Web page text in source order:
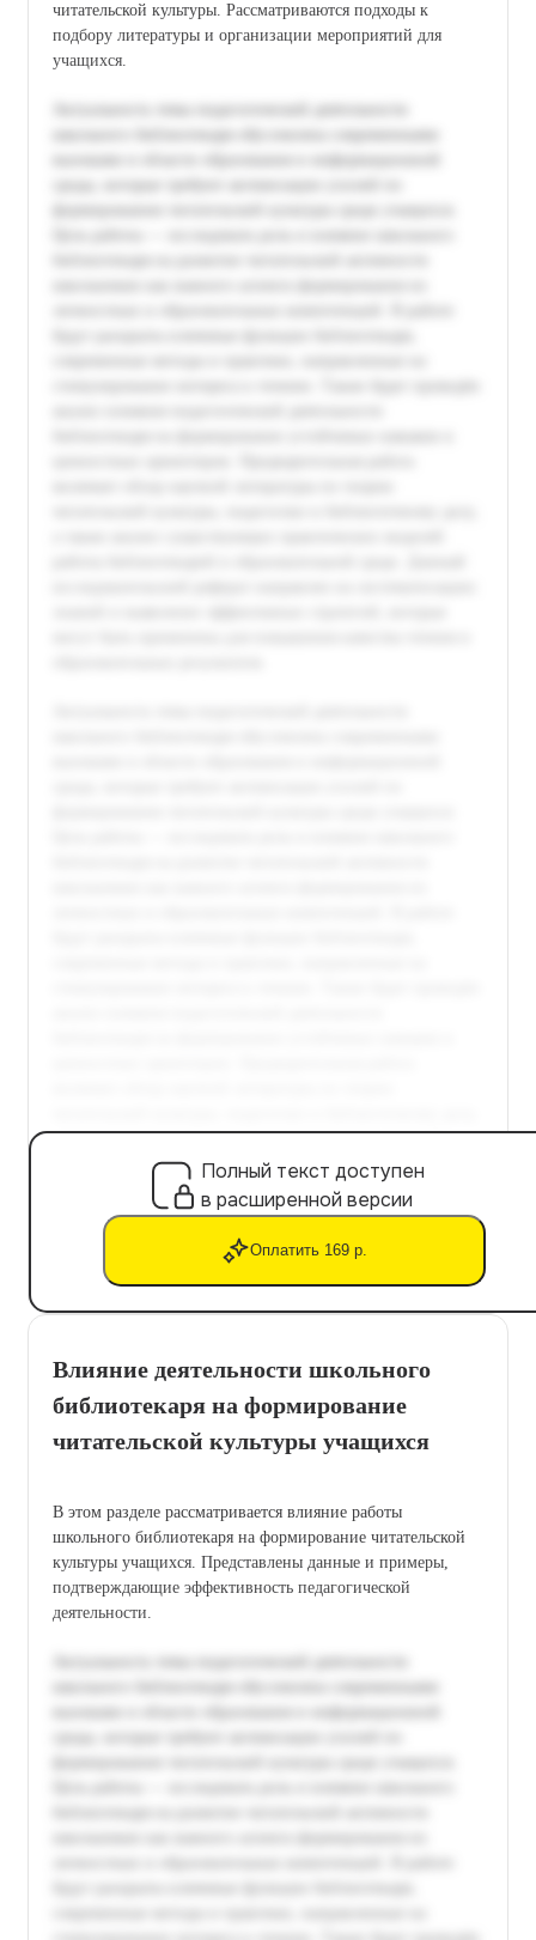
читательской культуры. Рассматриваются подходы к
подбору литературы и организации мероприятий для
учащихся.
Полный текст доступен
в расширенной версии
Оплатить 169 р.
Влияние деятельности школьного
библиотекаря на формирование
читательской культуры учащихся
В этом разделе рассматривается влияние работы
школьного библиотекаря на формирование читательской
культуры учащихся. Представлены данные и примеры,
подтверждающие эффективность педагогической
деятельности.